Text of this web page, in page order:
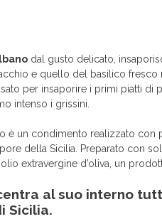
dal gusto delicato,
e quello del basilico fresco
per insaporire i primi piatti
intenso i grissini.
è un condimento realizzato
della Sicilia. Preparato con
extravergine d’oliva, un
al suo interno
Sicilia.